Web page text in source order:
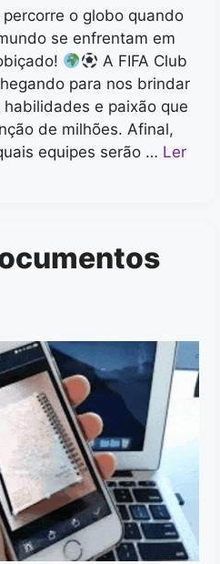
o globo quando
se enfrentam em
A FIFA Club
para nos brindar
e paixão que
de milhões. Afinal,
equipes serão … Ler